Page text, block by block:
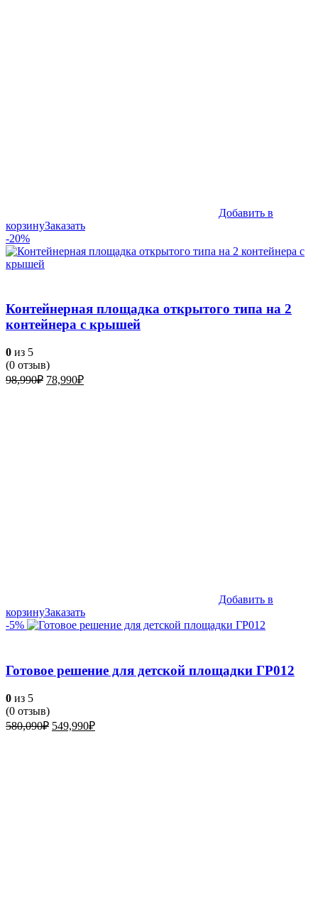
Добавить в
корзинуЗаказать
-20%
Контейнерная площадка открытого типа на 2
контейнера с крышей
0 из 5
(0 отзыв)
98,990₽ Первоначальная
78,990₽Текущая
Добавить в
корзинуЗаказать
-5%
Готовое решение для детской площадки ГР012
0 из 5
(0 отзыв)
580,090₽ Первоначальная
549,990₽Текущая